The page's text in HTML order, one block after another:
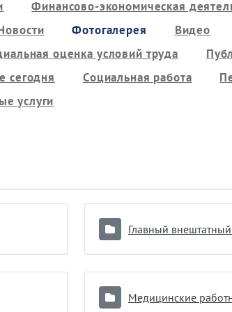
Финансово-экономическая
Фотогалерея
Видео
оценка условий труда
сегодня Социальная работа
услуги
Медицинские